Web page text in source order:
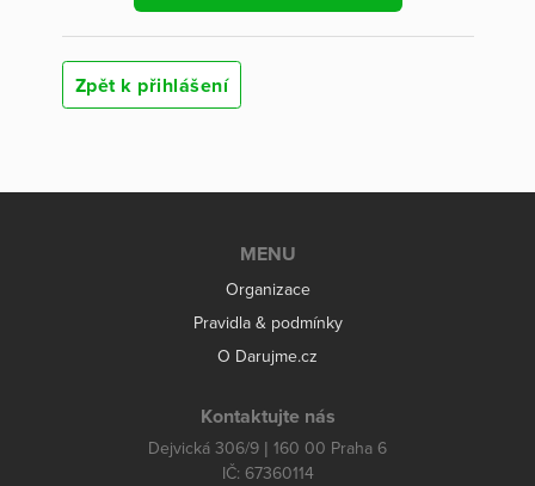
Zpět k přihlášení
MENU
Organizace
Pravidla & podmínky
O Darujme.cz
Kontaktujte nás
Dejvická 306/9 | 160 00 Praha 6
IČ: 67360114